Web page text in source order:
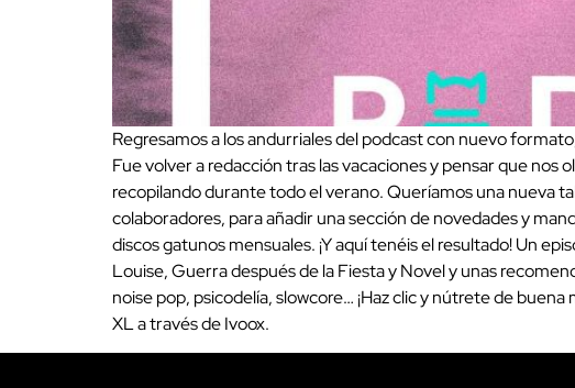
Regresamos a los andurriales del podcast con nuevo
Fue volver a redacción tras las vacaciones y pensar que
recopilando durante todo el verano. Queríamos una nueva
colaboradores, para añadir una sección de novedades y
discos gatunos mensuales. ¡Y aquí tenéis el resultado! Un
Louise, Guerra después de la Fiesta y Novel y unas
noise pop, psicodelía, slowcore… ¡Haz clic y nútrete de
XL a través de Ivoox.